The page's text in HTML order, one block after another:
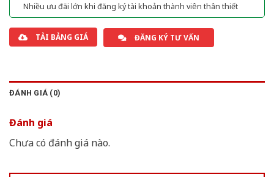
Nhiều ưu đãi lớn khi đăng ký tài khoản thành viên thân thiết
TẢI BẢNG GIÁ ĐĂNG KÝ TƯ VẤN
ĐÁNH GIÁ (0)
Đánh giá
Chưa có đánh giá nào.